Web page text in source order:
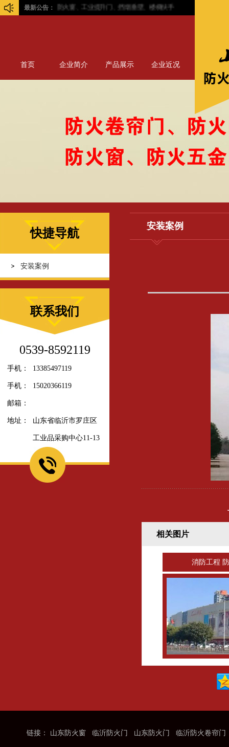
最新公告：
门、防火卷帘门、防火窗、工业提升门、挡烟垂壁、楼梯扶手
首页 企业简介 产品展示 企业近况
快捷导航
安装案例
联系我们
0539-8592119
手机： 13385497119
手机： 15020366119
邮箱：
地址： 山东省临沂市罗庄区
工业品采购中心11-13
安装案例
相关图片
消防工程
链接： 山东防火窗 临沂防火门 山东防火门 临沂防火卷帘门